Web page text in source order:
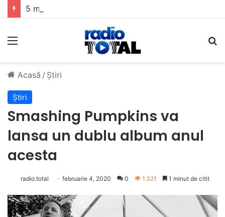
Meniu
Acasă / Știri
Știri
Smashing Pumpkins va
lansa un dublu album anul
acesta
radio.total februarie 4, 2020 0 1.321 1 minut de citit